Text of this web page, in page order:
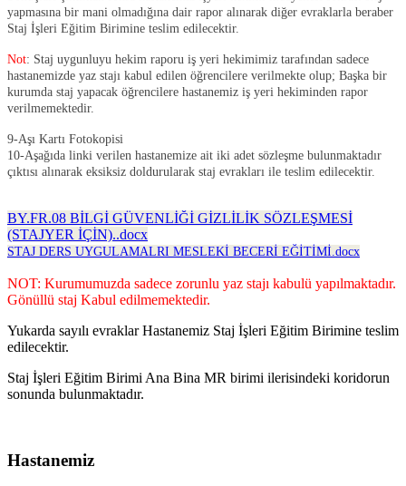
yapmasına bir mani olmadığına dair rapor alınarak diğer evraklarla beraber
Staj İşleri Eğitim Birimine teslim edilecektir.
Not: Staj uygunluyu hekim raporu iş yeri hekimimiz tarafından sadece
hastanemizde yaz stajı kabul edilen öğrencilere verilmekte olup; Başka bir
kurumda staj yapacak öğrencilere hastanemiz iş yeri hekiminden rapor
verilmemektedir.
9-Aşı Kartı Fotokopisi
10-Aşağıda linki verilen hastanemize ait iki adet sözleşme bulunmaktadır
çıktısı alınarak eksiksiz doldurularak staj evrakları ile teslim edilecektir.
BY.FR.08 BİLGİ GÜVENLİĞİ GİZLİLİK SÖZLEŞMESİ
(STAJYER İÇİN)..docx
STAJ DERS UYGULAMALRI MESLEKİ BECERİ EĞİTİMİ.docx
NOT: Kurumumuzda sadece zorunlu yaz stajı kabulü yapılmaktadır.
Gönüllü staj Kabul edilmemektedir.
Yukarda sayılı evraklar Hastanemiz Staj İşleri Eğitim Birimine teslim
edilecektir.
Staj İşleri Eğitim Birimi Ana Bina MR birimi ilerisindeki koridorun
sonunda bulunmaktadır.
Hastanemiz